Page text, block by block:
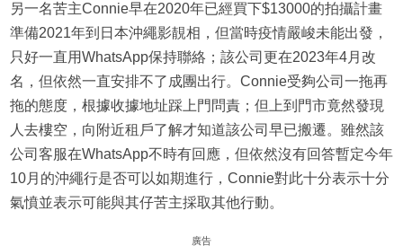
另一名苦主Connie早在2020年已經買下$13000的拍攝計畫
準備2021年到日本沖繩影靚相，但當時疫情嚴峻未能出發，
只好一直用WhatsApp保持聯絡；該公司更在2023年4月改
名，但依然一直安排不了成團出行。Connie受夠公司一拖再
拖的態度，根據收據地址踩上門問責；但上到門市竟然發現
人去樓空，向附近租戶了解才知道該公司早已搬遷。雖然該
公司客服在WhatsApp不時有回應，但依然沒有回答暫定今年
10月的沖繩行是否可以如期進行，Connie對此十分表示十分
氣憤並表示可能與其仔苦主採取其他行動。
廣告